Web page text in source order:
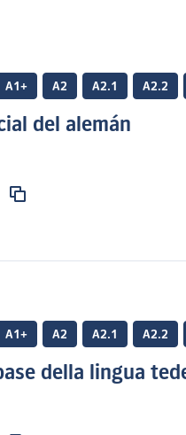
A1+ A2 A2.1 A2.2
del alemán
A1+ A2 A2.1 A2.2
della lingua